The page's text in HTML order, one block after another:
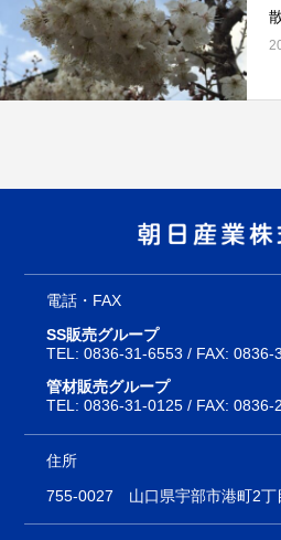
電話・FAX
SS販売グループ
TEL:0836-31-6553 / FAX: 0836-
管材販売グループ
TEL:0836-31-0125 / FAX: 0836-
住所
755-0027 山口県宇部市港町2